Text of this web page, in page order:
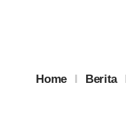
Home Berita